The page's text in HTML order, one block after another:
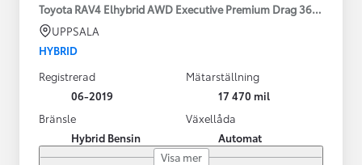
Toyota RAV4 Elhybrid AWD Executive Premium Drag 360-kamera
UPPSALA
HYBRID
Registrerad
06-2019
Mätarställning
17 470 mil
Bränsle
Hybrid Bensin
Växellåda
Automat
Visa mer